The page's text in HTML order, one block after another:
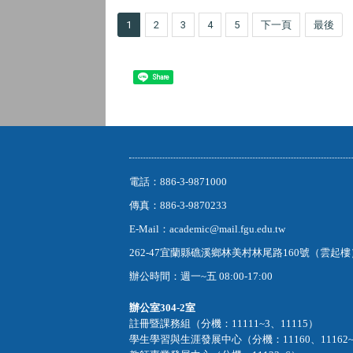
1 2 3 4 5 下一頁 最後
Share
電話：886-3-9871000
傳真：886-3-9870233
E-Mail：academic@mail.fgu.edu.tw
262-47宜蘭縣礁溪鄉林美村林尾路160號（雲起
辦公時間：週一~五 08:00-17:00
辦公室304-2室
註冊暨課務組（分機：11111~3、11115）
學生學習與生涯發展中心（分機：11160、